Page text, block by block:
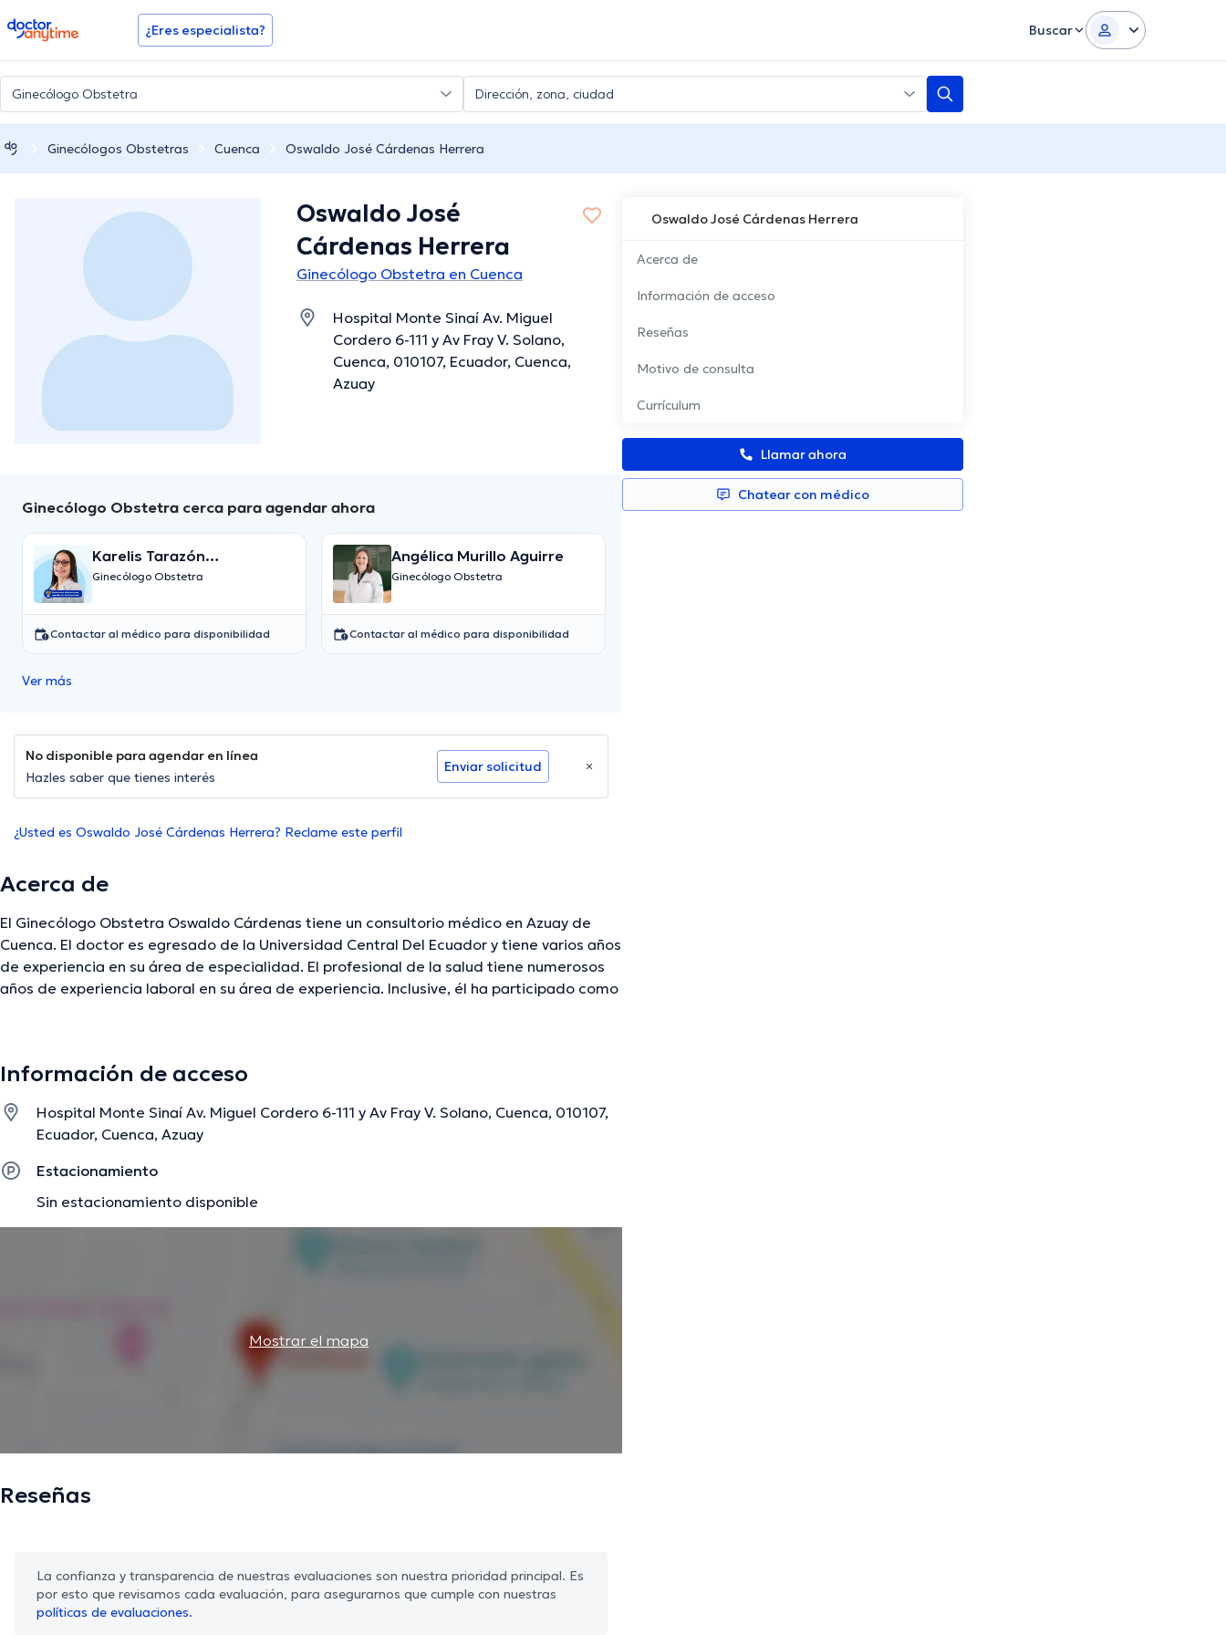
doctoranytime ¿Eres especialista? Buscar
Ginecólogos Obstetras Cuenca Oswaldo José Cárdenas Herrera
Oswaldo José Cárdenas Herrera
Acerca de
Información de acceso
Reseñas
Motivo de consulta
Currículum
Llamar ahora
Chatear con médico
Oswaldo José
Cárdenas Herrera
Ginecólogo Obstetra en Cuenca
Hospital Monte Sinaí Av. Miguel
Cordero 6-111 y Av Fray V. Solano,
Cuenca, 010107, Ecuador, Cuenca,
Azuay
Ginecólogo Obstetra cerca para agendar ahora
Karelis Tarazón
Montenegro
Ginecólogo Obstetra
Contactar al médico para disponibilidad
Angélica Murillo Aguirre
Ginecólogo Obstetra
Contactar al médico para disponibilidad
Ver más
No disponible para agendar en línea
Hazles saber que tienes interés
Enviar solicitud
¿Usted es Oswaldo José Cárdenas Herrera? Reclame este perfil
Acerca de
El Ginecólogo Obstetra Oswaldo Cárdenas tiene un consultorio médico en Azuay de
Cuenca. El doctor es egresado de la Universidad Central Del Ecuador y tiene varios años
de experiencia en su área de especialidad. El profesional de la salud tiene numerosos
años de experiencia laboral en su área de experiencia. Inclusive, él ha participado como
La descripción fue editada por el equipo de doctoranytime, con base en información verificada.
Información de acceso
Hospital Monte Sinaí Av. Miguel Cordero 6-111 y Av Fray V. Solano, Cuenca, 010107,
Ecuador, Cuenca, Azuay
Estacionamiento
Sin estacionamiento disponible
Mostrar el mapa
Reseñas
La confianza y transparencia de nuestras evaluaciones son nuestra prioridad principal. Es
por esto que revisamos cada evaluación, para asegurarnos que cumple con nuestras
políticas de evaluaciones.